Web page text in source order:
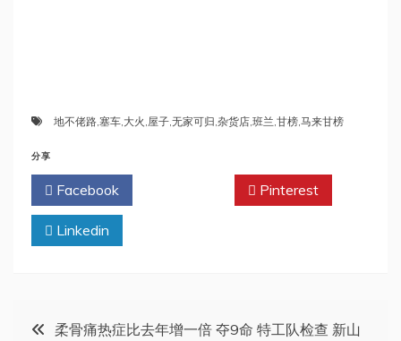
地不佬路,塞车,大火 ,屋子,无家可归,杂货店,班兰,甘榜,马来甘榜
分享
Facebook Pinterest
Linkedin
文
柔骨痛热症比去年增一倍 夺9命 特工队检查 新山